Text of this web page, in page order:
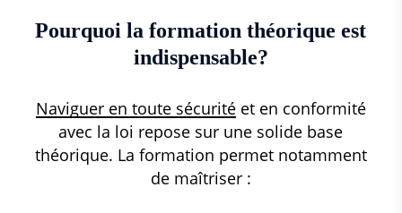
Pourquoi la formation théorique est
indispensable?
Naviguer en toute sécuritéet en conformité
avec la loi repose sur une solide base
théorique. La formation permet notamment
de maîtriser :